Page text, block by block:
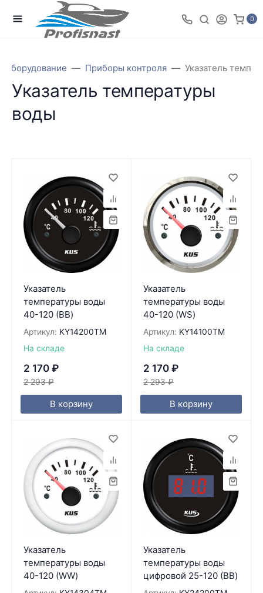
0
Оборудование Приборы контроля Указатель
Указатель температуры
воды
Указатель
температуры воды
40-120 (BB)
Артикул: KY14200TM
На складе
2 170 ₽
2 293 ₽
В корзину
Указатель
температуры воды
40-120 (WS)
Артикул: KY14100TM
На складе
2 170 ₽
2 293 ₽
В корзину
Указатель
температуры воды
40-120 (WW)
Указатель
температуры воды
цифровой 25-120 (BB)